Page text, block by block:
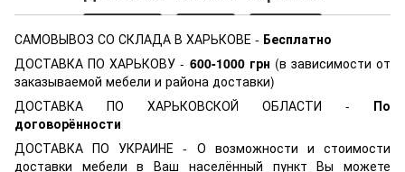
САМОВЫВОЗ СО СКЛАДА В ХАРЬКОВЕ - Бесплатно
ДОСТАВКА ПО ХАРЬКОВУ - 600-1000грн (в зависимости от
заказываемой мебели и района доставки)
ДОСТАВКА ПО ХАРЬКОВСКОЙ ОБЛАСТИ - По
договорённости
ДОСТАВКА ПО УКРАИНЕ - О возможности и стоимости
доставки мебели в Ваш населённый пункт Вы можете